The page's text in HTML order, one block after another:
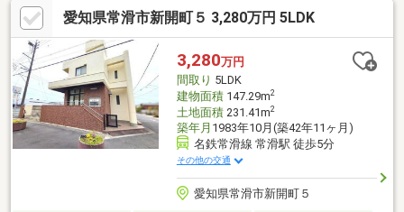
常滑駅まで徒歩6分●常滑西小学校まで徒歩10分●便利な駐車場あ
り＊常滑駅まで徒歩6分という駅近の好立地で、毎日の通勤・お出
かけに大変便利です。常滑西小学校までも徒歩10分とお子様の通
学も安心な距離に位置しています。
愛知県常滑市新開町５ 3,280万円 5LDK
3,280万円
間取り 5LDK
建物面積147.29m2
土地面積231.41m2
築年月 1983年10月(築42年11ヶ月)
名鉄常滑線 常滑駅 徒歩5分
その他の交通
愛知県常滑市新開町５